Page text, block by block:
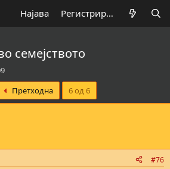
Најава Регистрирај се
семејството
Претходна 6 од 6
#76